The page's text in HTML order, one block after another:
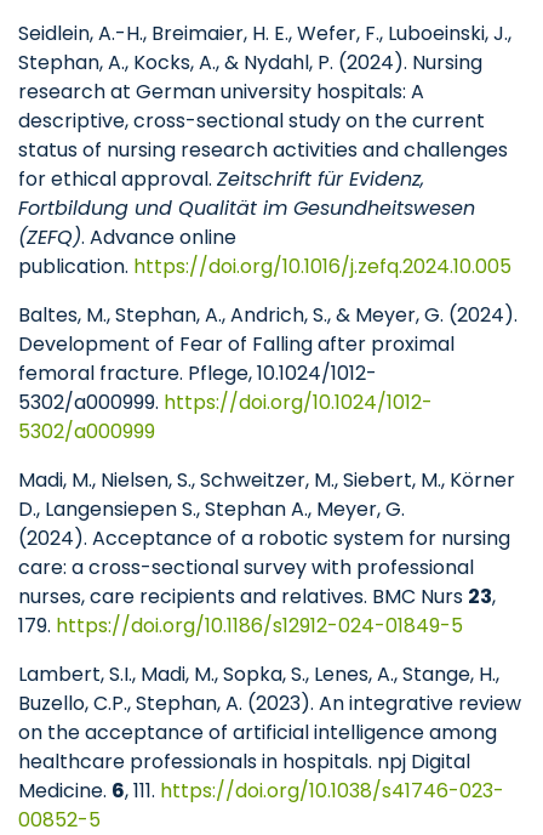
Seidlein, A.-H., Breimaier, H. E., Wefer, F., Luboeinski, J.,
Stephan, A., Kocks, A., & Nydahl, P. (2024). Nursing
research at German university hospitals: A
descriptive, cross-sectional study on the current
status of nursing research activities and challenges
for ethical approval. Zeitschrift für Evidenz,
Fortbildung und Qualität im Gesundheitswesen
(ZEFQ). Advance online
publication. https://doi.org/10.1016/j.zefq.2024.10.005
Baltes, M., Stephan, A., Andrich, S., & Meyer, G. (2024).
Development of Fear of Falling after proximal
femoral fracture. Pflege, 10.1024/1012-
5302/a000999. https://doi.org/10.1024/1012-
5302/a000999
Madi, M., Nielsen, S., Schweitzer, M., Siebert, M., Körner
D., Langensiepen S., Stephan A., Meyer, G.
(2024). Acceptance of a robotic system for nursing
care: a cross-sectional survey with professional
nurses, care recipients and relatives. BMC Nurs 23,
179. https://doi.org/10.1186/s12912-024-01849-5
Lambert, S.I., Madi, M., Sopka, S., Lenes, A., Stange, H.,
Buzello, C.P., Stephan, A. (2023). An integrative review
on the acceptance of artificial intelligence among
healthcare professionals in hospitals. npj Digital
Medicine. 6, 111. https://doi.org/10.1038/s41746-023-
00852-5